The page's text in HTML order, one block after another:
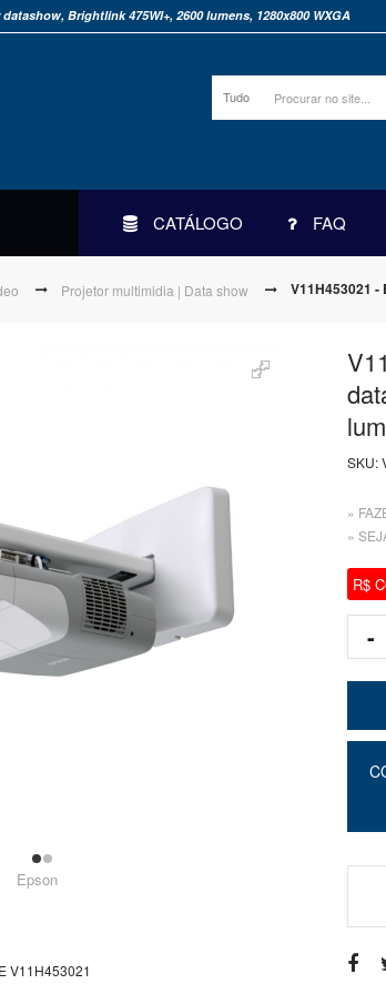
Brightlink 475WI+, 2600 lumens, 1280x800 WXGA
Tudo
CATÁLOGO FAQ
Projetor multimidia | Data show V11H453021 -
Epson
V11H453021
SKU:
»
»
R$